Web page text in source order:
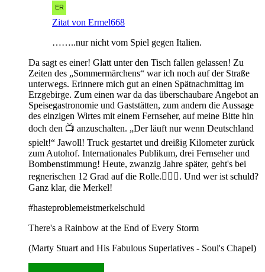
Zitat von Ermel668
……..nur nicht vom Spiel gegen Italien.
Da sagt es einer! Glatt unter den Tisch fallen gelassen! Zu
Zeiten des „Sommermärchens“ war ich noch auf der Straße
unterwegs. Erinnere mich gut an einen Spätnachmittag im
Erzgebirge. Zum einen war da das überschaubare Angebot an
Speisegastronomie und Gaststätten, zum andern die Aussage
des einzigen Wirtes mit einem Fernseher, auf meine Bitte hin
doch den 📺 anzuschalten. „Der läuft nur wenn Deutschland
spielt!“ Jawoll! Truck gestartet und dreißig Kilometer zurück
zum Autohof. Internationales Publikum, drei Fernseher und
Bombenstimmung! Heute, zwanzig Jahre später, geht's bei
regnerischen 12 Grad auf die Rolle.🚴🏻‍♂️. Und wer ist schuld?
Ganz klar, die Merkel!
#hasteproblemeistmerkelschuld
There's a Rainbow at the End of Every Storm
(Marty Stuart and His Fabulous Superlatives - Soul's Chapel)